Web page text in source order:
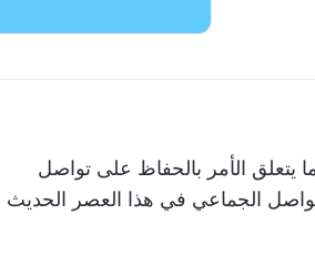
يتعلق الأمر بالحفاظ على تواصل
الجماعي في هذا العصر الحديث